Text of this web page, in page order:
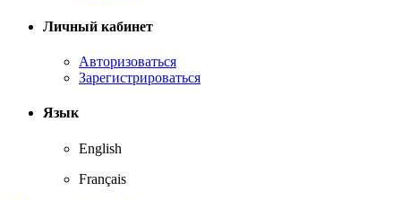
Личный кабинет
Авторизоваться
Зарегистрироваться
Язык
English
Français